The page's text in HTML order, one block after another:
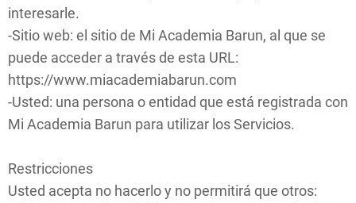
interesarle.
-Sitio web: el sitio de Mi Academia Barun, al que se
puede acceder a través de esta URL:
https://www.miacademiabarun.com
-Usted: una persona o entidad que está registrada con
Mi Academia Barun para utilizar los Servicios.
Restricciones
Usted acepta no hacerlo y no permitirá que otros: